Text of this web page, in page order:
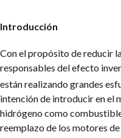
Introducción
Con el propósito de reducir
responsables del efecto
están realizando grandes
intención de introducir en el
hidrógeno como
reemplazo de los motores